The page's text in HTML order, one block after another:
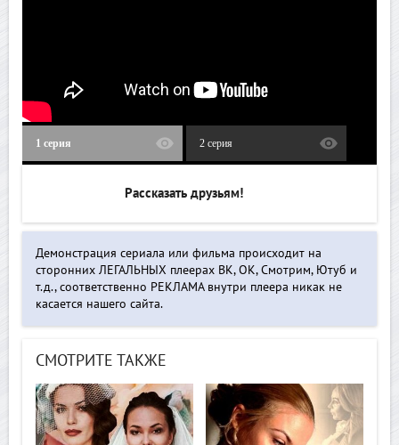
1 серия 2 серия
Рассказать друзьям!
Демонстрация сериала или фильма происходит на
сторонних ЛЕГАЛЬНЫХ плеерах ВК, ОК, Смотрим, Ютуб и
т.д., соответственно РЕКЛАМА внутри плеера никак не
касается нашего сайта.
СМОТРИТЕ ТАКЖЕ